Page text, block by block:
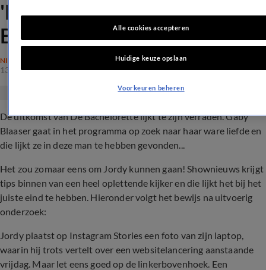
'Dit is de winnaar van De
Bachelorette'
NIEUWS
13 juli 2020, 20:32
De uitkomst van De Bachelorette lijkt te zijn verraden. Gaby
Blaaser gaat in het programma op zoek naar haar ware liefde en
die lijkt ze in deze man te hebben gevonden...
Het zou zomaar eens om Jordy kunnen gaan! Shownieuws krijgt
tips binnen van een heel oplettende kijker en die lijkt het bij het
juiste eind te hebben. Hieronder volgt het bewijs na uitvoerig
onderzoek:
Jordy plaatst op Instagram Stories een foto van zijn laptop,
waarin hij trots vertelt over een websitelancering aanstaande
vrijdag. Maar let eens goed op de linkerbovenhoek. Een
Alle cookies accepteren
Huidige keuze opslaan
Voorkeuren beheren